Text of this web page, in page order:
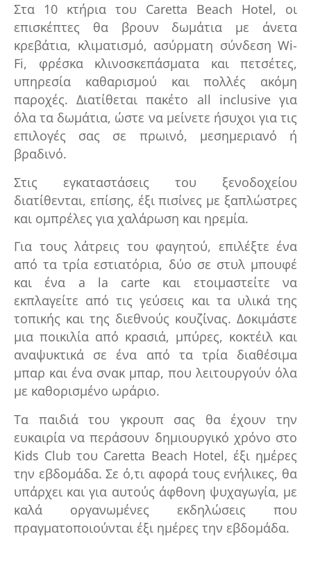
Στα 10 κτήρια του Caretta Beach Hotel, οι
επισκέπτες θα βρουν δωμάτια με άνετα
κρεβάτια, κλιματισμό, ασύρματη σύνδεση Wi-
Fi, φρέσκα κλινοσκεπάσματα και πετσέτες,
υπηρεσία καθαρισμού και πολλές ακόμη
παροχές. Διατίθεται πακέτο all inclusive για
όλα τα δωμάτια, ώστε να μείνετε ήσυχοι για τις
επιλογές σας σε πρωινό, μεσημεριανό ή
βραδινό.
Στις εγκαταστάσεις του ξενοδοχείου
διατίθενται, επίσης, έξι πισίνες με ξαπλώστρες
και ομπρέλες για χαλάρωση και ηρεμία.
Για τους λάτρεις του φαγητού, επιλέξτε ένα
από τα τρία εστιατόρια, δύο σε στυλ μπουφέ
και ένα a la carte και ετοιμαστείτε να
εκπλαγείτε από τις γεύσεις και τα υλικά της
τοπικής και της διεθνούς κουζίνας. Δοκιμάστε
μια ποικιλία από κρασιά, μπύρες, κοκτέιλ και
αναψυκτικά σε ένα από τα τρία διαθέσιμα
μπαρ και ένα σνακ μπαρ, που λειτουργούν όλα
με καθορισμένο ωράριο.
Τα παιδιά του γκρουπ σας θα έχουν την
ευκαιρία να περάσουν δημιουργικό χρόνο στο
Kids Club του Caretta Beach Hotel, έξι ημέρες
την εβδομάδα. Σε ό,τι αφορά τους ενήλικες, θα
υπάρχει και για αυτούς άφθονη ψυχαγωγία, με
καλά οργανωμένες εκδηλώσεις που
πραγματοποιούνται έξι ημέρες την εβδομάδα.